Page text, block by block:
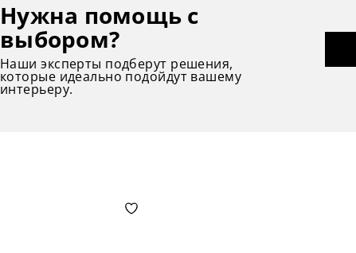
Нужна помощь с
выбором?
Наши эксперты подберут решения,
которые идеально подойдут вашему
интерьеру.